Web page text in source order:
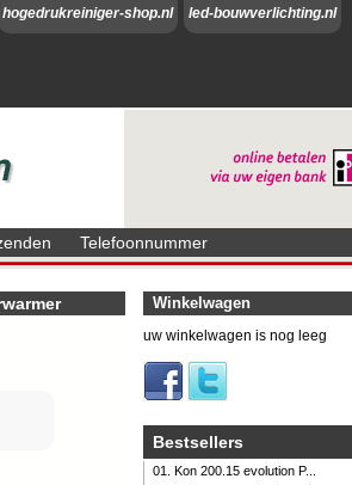
hogedrukreiniger-shop.nl
led-bouwverlichting.nl
Telefoonnummer
Winkelwagen
uw winkelwagen is nog leeg
Bestsellers
01. Kon 200.15 evolution P...